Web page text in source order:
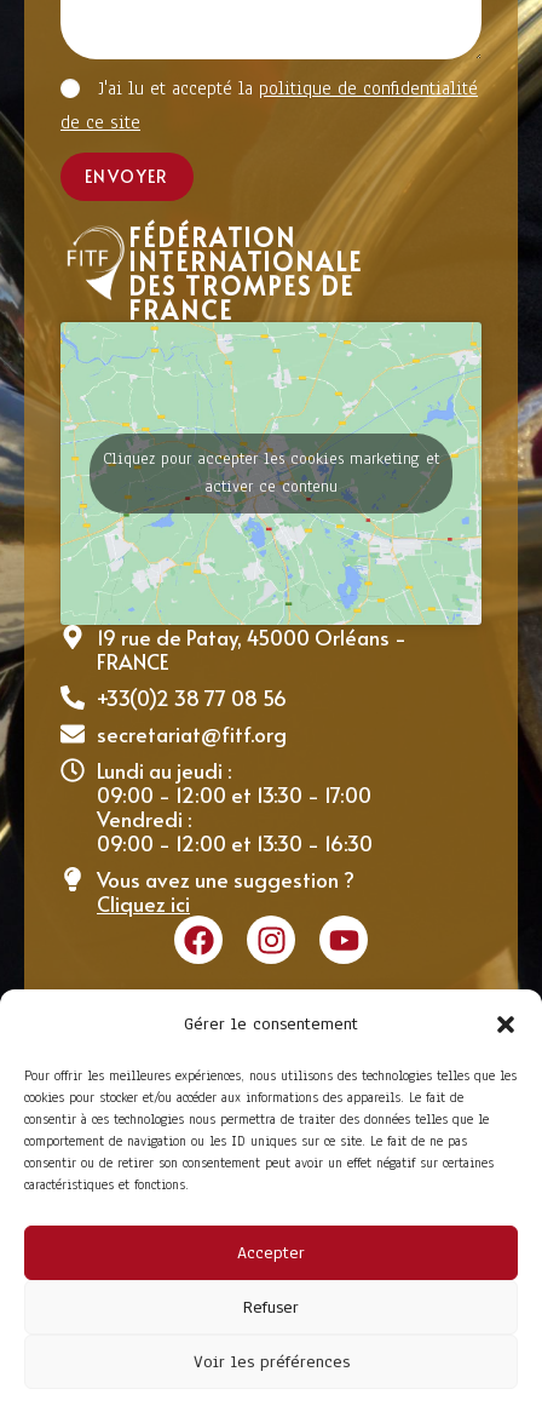
Gérer le consentement
Pour offrir les meilleures expériences, nous utilisons des technologies telles que les
cookies pour stocker et/ou accéder aux informations des appareils. Le fait de
consentir à ces technologies nous permettra de traiter des données telles que le
comportement de navigation ou les ID uniques sur ce site. Le fait de ne pas
consentir ou de retirer son consentement peut avoir un effet négatif sur certaines
caractéristiques et fonctions.
Accepter
Refuser
Voir les préférences
J'ai lu et accepté la politique de confidentialité
de ce site
ENVOYER
FÉDÉRATION
INTERNATIONALE
DES TROMPES DE
FRANCE
Cliquez pour accepter les cookies marketing et
activer ce contenu
19 rue de Patay, 45000 Orléans -
FRANCE
+33(0)2 38 77 08 56
secretariat@fitf.org
Lundi au jeudi :
09:00 - 12:00 et 13:30 - 17:00
Vendredi :
09:00 - 12:00 et 13:30 - 16:30
Vous avez une suggestion ?
Cliquez ici
Adhérer